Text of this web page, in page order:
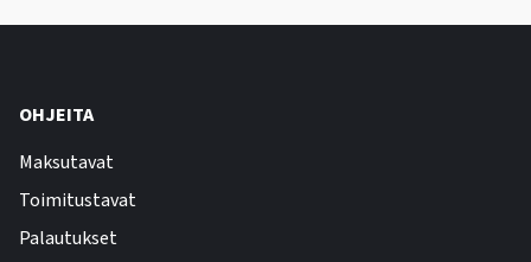
OHJEITA
Maksutavat
Toimitustavat
Palautukset